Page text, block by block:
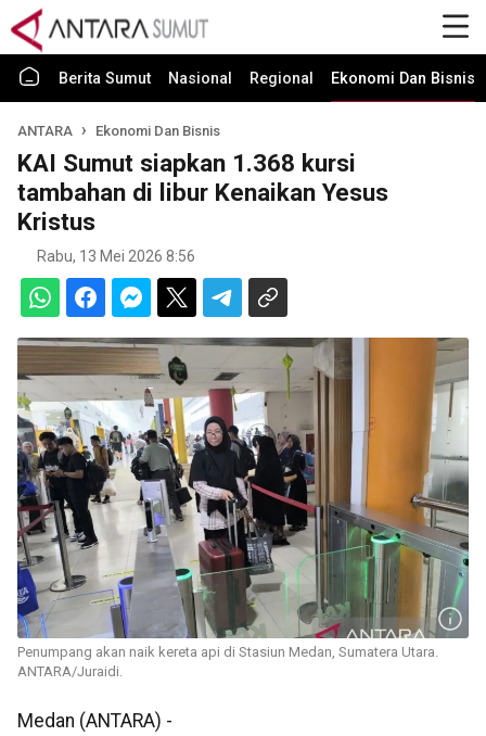
Berita Sumut Nasional Regional Ekonomi Dan Bisnis
ANTARA Ekonomi Dan Bisnis
KAI Sumut siapkan 1.368 kursi
tambahan di libur Kenaikan Yesus
Kristus
Rabu, 13 Mei 2026 8:56
Penumpang akan naik kereta api di Stasiun Medan, Sumatera Utara.
ANTARA/Juraidi.
Medan (ANTARA) -